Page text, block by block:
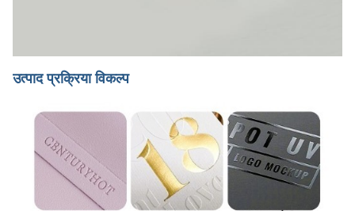
उत्पाद प्रक्रिया विकल्प